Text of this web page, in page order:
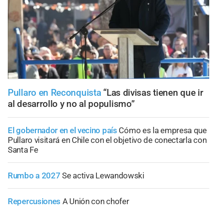
Pullaro en Reconquista “Las divisas tienen que ir
al desarrollo y no al populismo”
El gobernador en el vecino país Cómo es la empresa que
Pullaro visitará en Chile con el objetivo de conectarla con
Santa Fe
Rumbo a 2027 Se activa Lewandowski
Repercusiones A Unión con chofer